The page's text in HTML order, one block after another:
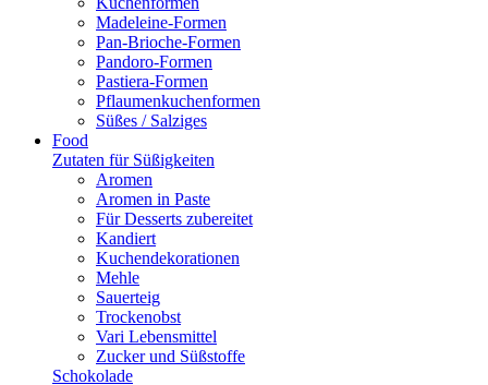
Madeleine-Formen
Pan-Brioche-Formen
Pandoro-Formen
Pastiera-Formen
Pflaumenkuchenformen
Süßes / Salziges
Food
Zutaten für Süßigkeiten
Aromen
Aromen in Paste
Für Desserts zubereitet
Kandiert
Kuchendekorationen
Mehle
Sauerteig
Trockenobst
Vari Lebensmittel
Zucker und Süßstoffe
Schokolade